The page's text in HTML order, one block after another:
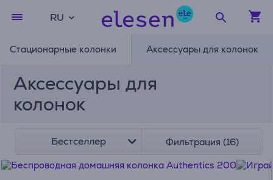
RU
Стационарные колонки Аксессуары для колонок
Аксессуары для
колонок
Бестселлер Фильтрация (16)